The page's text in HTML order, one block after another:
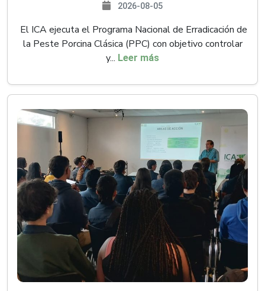
2026-08-05
El ICA ejecuta el Programa Nacional de Erradicación de
la Peste Porcina Clásica (PPC) con objetivo controlar
y... Leer más